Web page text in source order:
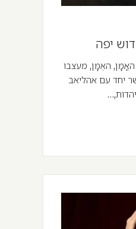
יפה
האֻמָּן, מעצבו
יחד עם אהליאב